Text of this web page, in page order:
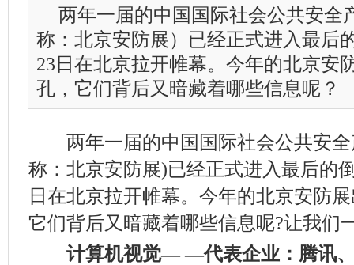
两年一届的中国国际社会公共安全
称：北京安防展）已经正式进入最后
23日在北京拉开帷幕。今年的北京安
孔，它们背后又暗藏着哪些信息呢？
两年一届的中国国际社会公共安全
称：北京安防展)已经正式进入最后的
日在北京拉开帷幕。今年的北京安防
它们背后又暗藏着哪些信息呢?让我们
计算机视觉— —代表企业：腾讯